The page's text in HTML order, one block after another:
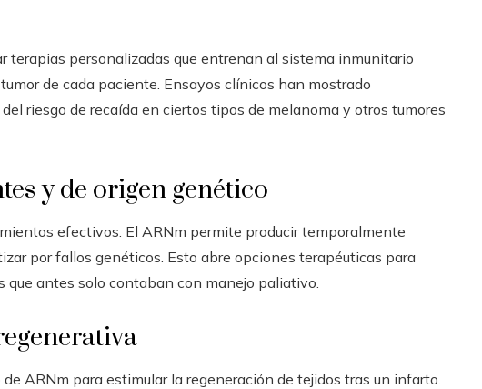
terapias personalizadas que entrenan al sistema inmunitario
de cada paciente. Ensayos clínicos han mostrado
riesgo de recaída en ciertos tipos de melanoma y otros tumores
y de origen genético
efectivos. El ARNm permite producir temporalmente
por fallos genéticos. Esto abre opciones terapéuticas para
que antes solo contaban con manejo paliativo.
ARNm para estimular la regeneración de tejidos tras un infarto.